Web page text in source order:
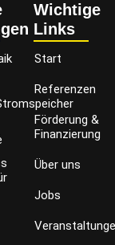
Wichtige
Links
Start
Referenzen
Förderung &
Finanzierung
Über uns
Jobs